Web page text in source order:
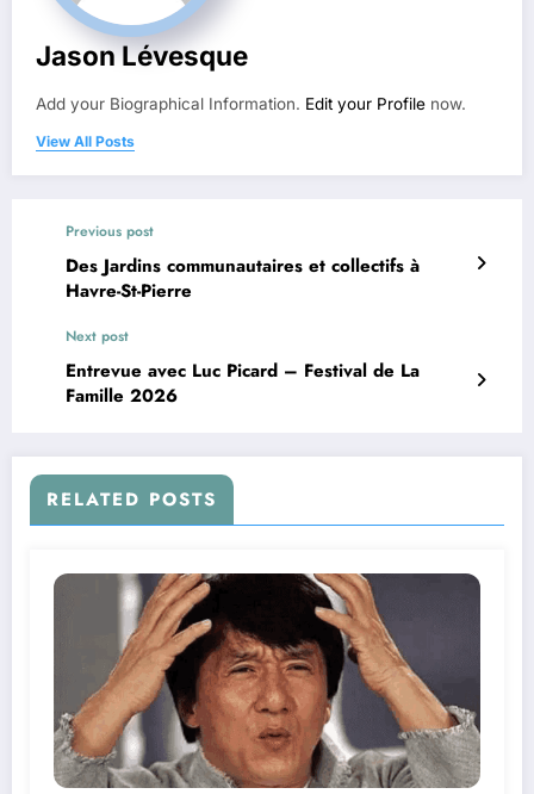
Jason Lévesque
Add your Biographical Information. Edit your Profile now.
View All Posts
Previous post
Des Jardins communautaires et collectifs à
Havre-St-Pierre
Next post
Entrevue avec Luc Picard – Festival de La
Famille 2026
RELATED POSTS